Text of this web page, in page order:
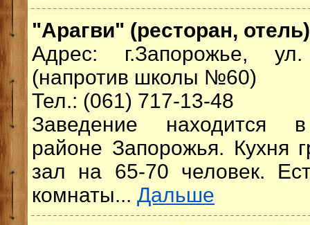
"Арагви" (ресторан, отель)
Адрес: г.Запорожье,
(напротив школы №60)
Тел.: (061) 717-13-48
Заведение находится
районе Запорожья. Кухня
зал на 65-70 человек.
комнаты... Дальше